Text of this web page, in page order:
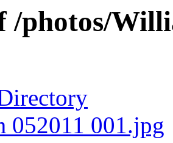
/photos/
052011 001.jpg